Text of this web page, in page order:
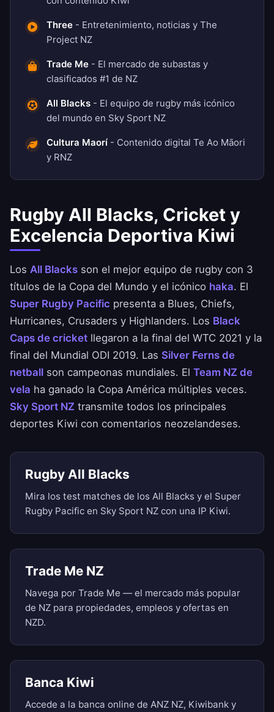
Three - Entretenimiento, noticias y The
Project NZ
Trade Me - El mercado de subastas y
clasificados #1 de NZ
All Blacks - El equipo de rugby más icónico
del mundo en Sky Sport NZ
Cultura Maorí - Contenido digital Te Ao Māori
y RNZ
Rugby All Blacks, Cricket y
Excelencia Deportiva Kiwi
Los All Blacks son el mejor equipo de rugby con 3
títulos de la Copa del Mundo y el icónico haka. El
Super Rugby Pacific presenta a Blues, Chiefs,
Hurricanes, Crusaders y Highlanders. Los Black
Caps de cricket llegaron a la final del WTC 2021 y la
final del Mundial ODI 2019. Las Silver Ferns de
netball son campeonas mundiales. El Team NZ de
vela ha ganado la Copa América múltiples veces.
Sky Sport NZ transmite todos los principales
deportes Kiwi con comentarios neozelandeses.
Rugby All Blacks
Mira los test matches de los All Blacks y el Super
Rugby Pacific en Sky Sport NZ con una IP Kiwi.
Trade Me NZ
Navega por Trade Me — el mercado más popular
de NZ para propiedades, empleos y ofertas en
NZD.
Banca Kiwi
Accede a la banca online de ANZ NZ, Kiwibank y